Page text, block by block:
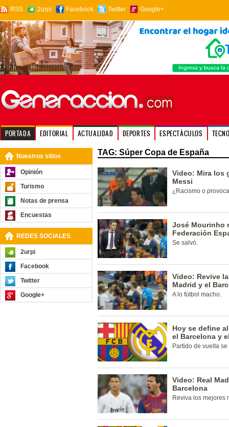
RSS 2urpi Facebook Twitter Google+
PORTADA EDITORIAL ACTUALIDAD DEPORTES ESPECTÁCULOS
Nuestros sitios
Opinión
Turismo
Notas de prensa
Encuestas
REDES SOCIALES
2urpi
Facebook
Twitter
Google+
TAG: Súper Copa de España
Video: Mira los
Messi
¿Racismo o
José Mourinho
Federación
Se salvó.
Video: Revive
Madrid y el
A lo fútbol macho.
Hoy se define
el Barcelona y
Partido de vuelta
Video: Real
Barcelona
Reviva los mejores